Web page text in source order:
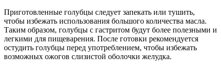
Приготовленные голубцы следует запекать или тушить,
чтобы избежать использования большого количества масла.
Таким образом, голубцы с гастритом будут более полезными и
легкими для пищеварения. После готовки рекомендуется
остудить голубцы перед употреблением, чтобы избежать
возможных ожогов слизистой оболочки желудка.